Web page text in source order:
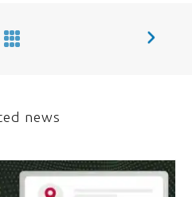
news